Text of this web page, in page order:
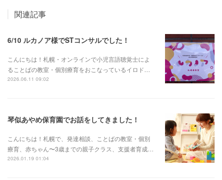
関連記事
6/10 ルカノア様でSTコンサルでした！
こんにちは！札幌・オンラインで小児言語聴覚士によ
ることばの教室・個別療育をおこなっているイロド…
2026.06.11 09:02
琴似あやめ保育園でお話をしてきました！
こんにちは！札幌で、発達相談、ことばの教室・個別
療育、赤ちゃん〜3歳までの親子クラス、支援者育成…
2026.01.19 01:04